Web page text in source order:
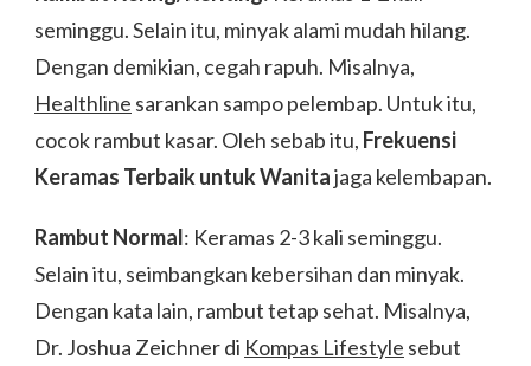
seminggu. Selain itu, minyak alami mudah hilang.
Dengan demikian, cegah rapuh. Misalnya,
Healthline sarankan sampo pelembap. Untuk itu,
cocok rambut kasar. Oleh sebab itu, Frekuensi
Keramas Terbaik untuk Wanitajaga kelembapan.
Rambut Normal: Keramas 2-3 kali seminggu.
Selain itu, seimbangkan kebersihan dan minyak.
Dengan kata lain, rambut tetap sehat. Misalnya,
Dr. Joshua Zeichner di Kompas Lifestyle sebut